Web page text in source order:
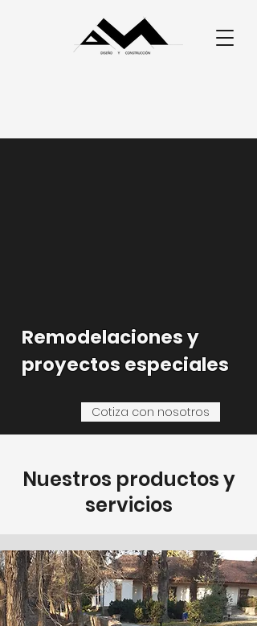
Remodelaciones y
proyectos especiales
Cotiza con nosotros
Nuestros productos y
servicios